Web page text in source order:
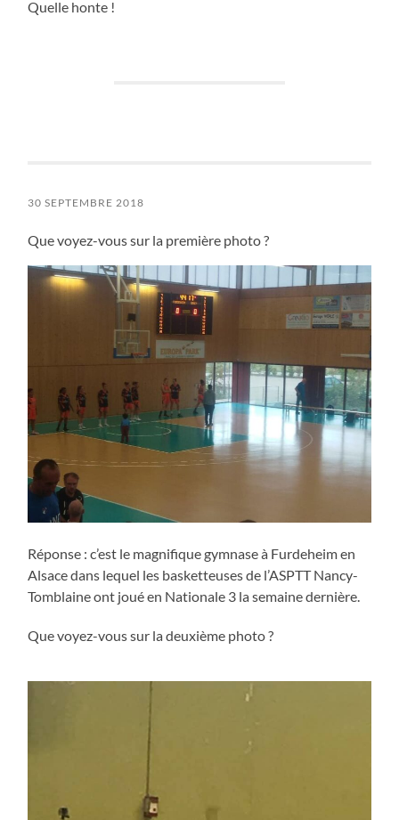
Quelle honte !
30 SEPTEMBRE 2018
Que voyez-vous sur la première photo ?
Réponse : c’est le magnifique gymnase à Furdeheim en
Alsace dans lequel les basketteuses de l’ASPTT Nancy-
Tomblaine ont joué en Nationale 3 la semaine dernière.
Que voyez-vous sur la deuxième photo ?